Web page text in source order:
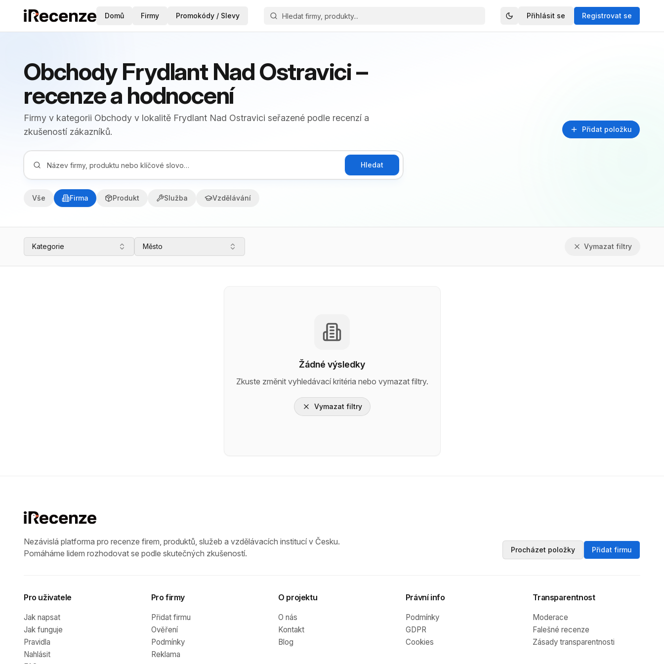
Domů Firmy Promokódy / Slevy Přihlásit se Registrovat se
Obchody Frydlant Nad Ostravici –
recenze a hodnocení
Firmy v kategorii Obchody v lokalitě Frydlant Nad Ostravici seřazené podle recenzí a
zkušeností zákazníků.
Přidat položku
Hledat
Vše Firma Produkt Služba Vzdělávání
Kategorie Město Vymazat filtry
Žádné výsledky
Zkuste změnit vyhledávací kritéria nebo vymazat filtry.
Vymazat filtry
Nezávislá platforma pro recenze firem, produktů, služeb a vzdělávacích institucí v Česku.
Pomáháme lidem rozhodovat se podle skutečných zkušeností.
Procházet položky Přidat firmu
Pro uživatele
Jak napsat
Jak funguje
Pravidla
Nahlásit
Pro firmy
Přidat firmu
Ověření
Podmínky
Reklama
O projektu
O nás
Kontakt
Blog
Právní info
Podmínky
GDPR
Cookies
Transparentnost
Moderace
Falešné recenze
Zásady transparentnosti